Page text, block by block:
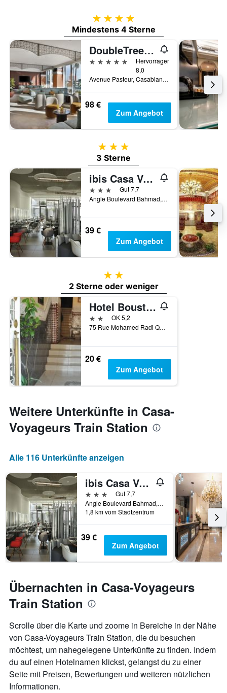
4 Sterne
Mindestens 4 Sterne
DoubleTree by Hilton Casablanca City Centre
5 Sterne
Hervorragend
8,0
Avenue Pasteur, Casablanca, Marokko
98 €
Zum Angebot
3 Sterne
3 Sterne
ibis Casa Voyageurs
3 Sterne
Gut 7,7
Angle Boulevard Bahmad, Casablanca, Marokko
39 €
Zum Angebot
2 Sterne
2 Sterne oder weniger
Hotel Boustane
2 SterneOK 5,2
75 Rue Mohamed Radi Quartier de la Gare, Casablanca, Marokko
20 €
Zum Angebot
Weitere Unterkünfte in Casa-
Voyageurs Train Station
Alle 116 Unterkünfte anzeigen
ibis Casa Voyageurs
3 Sterne
Gut 7,7
Angle Boulevard Bahmad, Casablanca, Marokko
1,8 km vom Stadtzentrum
39 €
Zum Angebot
Übernachten in Casa-Voyageurs
Train Station
Scrolle über die Karte und zoome in Bereiche in der Nähe
von Casa-Voyageurs Train Station, die du besuchen
möchtest, um nahegelegene Unterkünfte zu finden. Indem
du auf einen Hotelnamen klickst, gelangst du zu einer
Seite mit Preisen, Bewertungen und weiteren nützlichen
Informationen.